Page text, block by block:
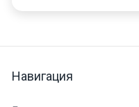
Навигация